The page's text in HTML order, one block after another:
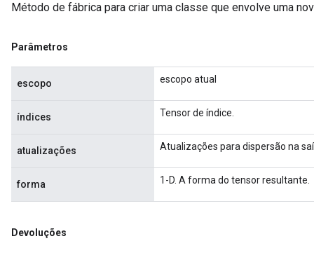
Método de fábrica para criar uma classe que envolve uma
Parâmetros
escopo escopo atual
índices Tensor de índice.
atualizações Atualizações para dispersão na
forma 1-D. A forma do tensor resultante.
Devoluções